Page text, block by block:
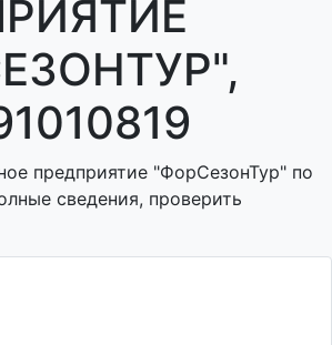
предприятие "ФорСезонТур" по
сведения, проверить